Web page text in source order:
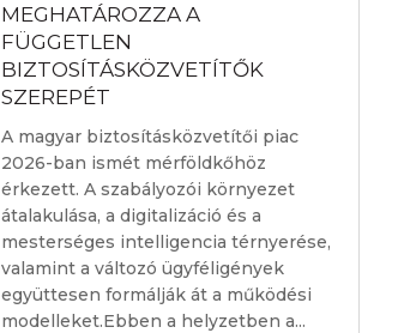
MEGHATÁROZZA A
FÜGGETLEN
BIZTOSÍTÁSKÖZVETÍTŐK
SZEREPÉT
A magyar biztosításközvetítői piac
2026-ban ismét mérföldkőhöz
érkezett. A szabályozói környezet
átalakulása, a digitalizáció és a
mesterséges intelligencia térnyerése,
valamint a változó ügyféligények
együttesen formálják át a működési
modelleket.Ebben a helyzetben a...